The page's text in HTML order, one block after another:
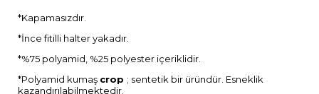
*Kapamasızdır.
*İnce fitilli halter yakadır.
*%75 polyamid, %25 polyester içeriklidir.
*Polyamid kumaş crop ; sentetik bir üründür. Esneklik
kazandırılabilmektedir.